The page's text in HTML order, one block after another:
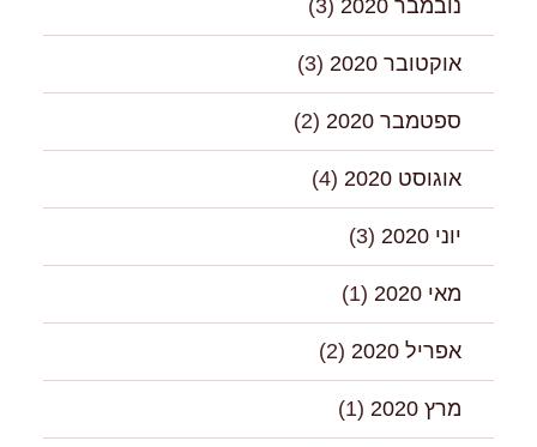
נובמבר 2020 (3)
אוקטובר 2020 (3)
ספטמבר 2020 (2)
אוגוסט 2020 (4)
יוני 2020 (3)
מאי 2020 (1)
אפריל 2020 (2)
מרץ 2020 (1)